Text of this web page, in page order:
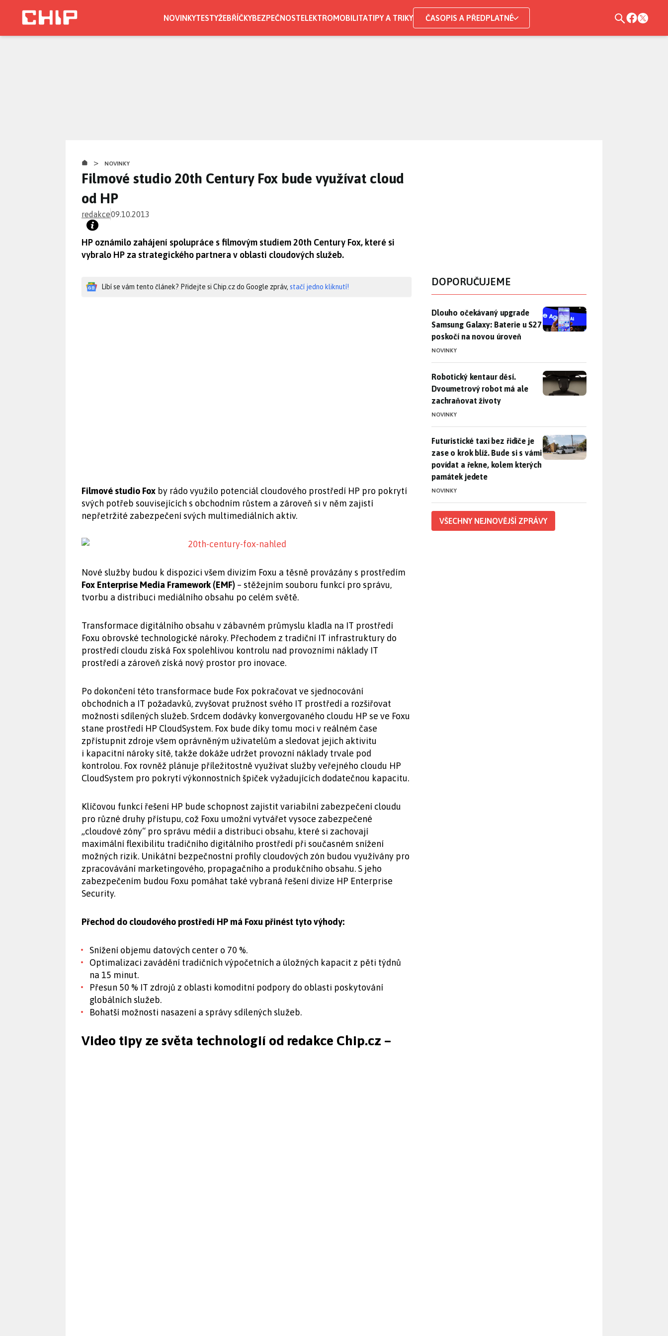
NOVINKYTESTYŽEBŘÍČKYBEZPEČNOSTELEKTROMOBILITATIPY A TRIKY ČASOPIS A PŘEDPLATNÉ
> NOVINKY
Filmové studio 20th Century Fox bude využívat cloud
od HP
redakce09.10.2013
HP oznámilo zahájení spolupráce s filmovým studiem 20th Century Fox, které si
vybralo HP za strategického partnera v oblasti cloudových služeb.
Líbí se vám tento článek? Přidejte si Chip.cz do Google zpráv, stačí jedno kliknutí!
Filmové studio Fox by rádo využilo potenciál cloudového prostředí HP pro pokrytí
svých potřeb souvisejících s obchodním růstem a zároveň si v něm zajistí
nepřetržité zabezpečení svých multimediálních aktiv.
Nové služby budou k dispozici všem divizím Foxu a těsně provázány s prostředím
Fox Enterprise Media Framework (EMF) – stěžejním souboru funkcí pro správu,
tvorbu a distribuci mediálního obsahu po celém světě.
Transformace digitálního obsahu v zábavném průmyslu kladla na IT prostředí
Foxu obrovské technologické nároky. Přechodem z tradiční IT infrastruktury do
prostředí cloudu získá Fox spolehlivou kontrolu nad provozními náklady IT
prostředí a zároveň získá nový prostor pro inovace.
Po dokončení této transformace bude Fox pokračovat ve sjednocování
obchodních a IT požadavků, zvyšovat pružnost svého IT prostředí a rozšiřovat
možnosti sdílených služeb. Srdcem dodávky konvergovaného cloudu HP se ve Foxu
stane prostředí HP CloudSystem. Fox bude díky tomu moci v reálném čase
zpřístupnit zdroje všem oprávněným uživatelům a sledovat jejich aktivitu
i kapacitní nároky sítě, takže dokáže udržet provozní náklady trvale pod
kontrolou. Fox rovněž plánuje příležitostně využívat služby veřejného cloudu HP
CloudSystem pro pokrytí výkonnostních špiček vyžadujících dodatečnou kapacitu.
Klíčovou funkcí řešení HP bude schopnost zajistit variabilní zabezpečení cloudu
pro různé druhy přístupu, což Foxu umožní vytvářet vysoce zabezpečené
„cloudové zóny“ pro správu médií a distribuci obsahu, které si zachovají
maximální flexibilitu tradičního digitálního prostředí při současném snížení
možných rizik. Unikátní bezpečnostní profily cloudových zón budou využívány pro
zpracovávání marketingového, propagačního a produkčního obsahu. S jeho
zabezpečením budou Foxu pomáhat také vybraná řešení divize HP Enterprise
Security.
Přechod do cloudového prostředí HP má Foxu přinést tyto výhody:
Snížení objemu datových center o 70 %.
Optimalizaci zavádění tradičních výpočetních a úložných kapacit z pěti týdnů
na 15 minut.
Přesun 50 % IT zdrojů z oblasti komoditní podpory do oblasti poskytování
globálních služeb.
Bohatší možnosti nasazení a správy sdílených služeb.
Video tipy ze světa technologií od redakce Chip.cz –
DOPORUČUJEME
Dlouho očekávaný upgrade Samsung Galaxy: Baterie u S27
Dlouho očekávaný upgrade
Samsung Galaxy: Baterie u S27
poskočí na novou úroveň
NOVINKY
Robotický kentaur děsí. Dvoumetrový robot má ale zachraňovat
Robotický kentaur děsí.
Dvoumetrový robot má ale
zachraňovat životy
NOVINKY
Futuristické taxi bez řidiče je zase o krok blíž. Bude si s vámi
Futuristické taxi bez řidiče je
zase o krok blíž. Bude si s vámi
povídat a řekne, kolem kterých
památek jedete
NOVINKY
VŠECHNY NEJNOVĚJŠÍ ZPRÁVY